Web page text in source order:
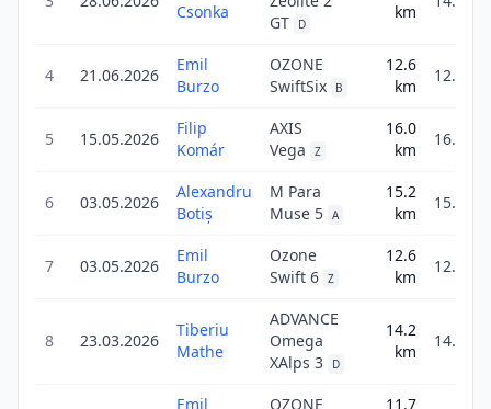
Csonka
GT
D
km
4 21.06.2026
Emil
Burzo
OZONE
SwiftSix
B
12.6
km
12.6
5 15.05.2026
Filip
Komár
AXIS
Vega
Z
16.0
km
16.0
6 03.05.2026
Alexandru
Botiș
M Para
Muse 5 A
15.2
km
15.2
7 03.05.2026
Emil
Burzo
Ozone
Swift 6 Z
12.6
km
12.6
8 23.03.2026
Tiberiu
Mathe
ADVANCE
Omega
XAlps 3
D
14.2
km
14.2
Emil OZONE 11.7